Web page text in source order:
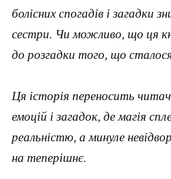
болісних спогадів і загадки
сестри. Чи можливо, що ця
до розгадки того, що
Ця історія переносить
емоцій і загадок, де магія
реальністю, а минуле
на теперішнє.